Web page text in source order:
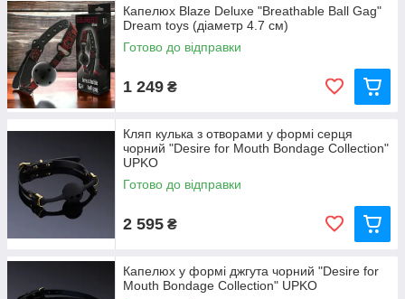
Капелюх Blaze Deluxe "Breathable Ball Gag"
Dream toys (діаметр 4.7 см)
Готово до відправки
1 249 ₴
Кляп кулька з отворами у формі серця
чорний "Desire for Mouth Bondage Collection"
UPKO
Готово до відправки
2 595 ₴
Капелюх у формі джгута чорний "Desire for
Mouth Bondage Collection" UPKO